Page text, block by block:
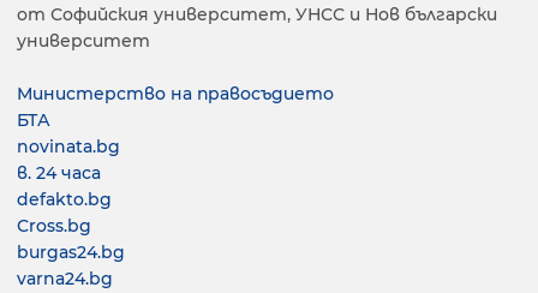
от Софийския университет, УНСС и Нов български
университет
Министерство на правосъдието
БТА
novinata.bg
в. 24 часа
defakto.bg
Сross.bg
burgas24.bg
varna24.bg